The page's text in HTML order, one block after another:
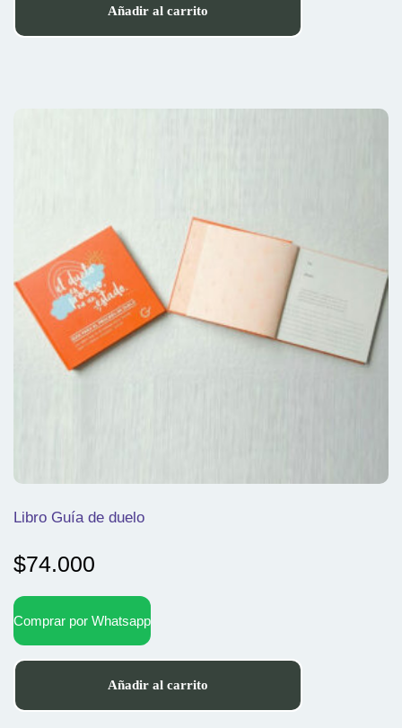
Añadir al carrito
Libro Guía de duelo
$74.000
Comprar por Whatsapp
Añadir al carrito